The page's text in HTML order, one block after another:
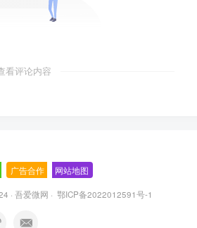
看评论内容
广告合作 网站地图
· 吾爱微网 · 鄂ICP备2022012591号-1